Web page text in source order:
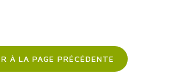
À LA PAGE PRÉCÉDENTE